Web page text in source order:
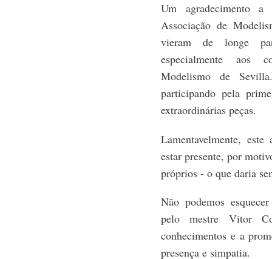
Um agradecimento
Associação de
vieram de longe
especialmente aos
Modelismo de
participando pela
extraordinárias peças.
Lamentavelmente,
estar presente, por
próprios - o que daria
Não podemos
pelo mestre Vitor
conhecimentos e a
presença e simpatia.